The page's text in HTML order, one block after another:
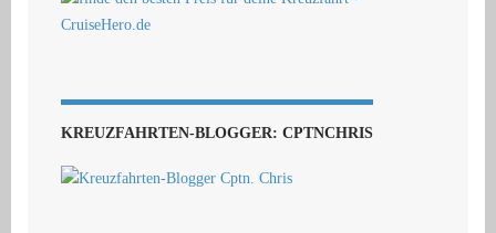
KREUZFAHRTEN-BLOGGER: CPTNCHRIS